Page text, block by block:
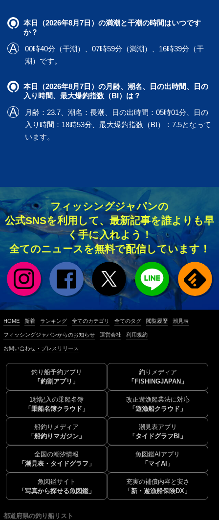
本日（2026年8月7日）の満潮と干潮の時間はいつです
か？
00時40分（干潮）、07時59分（満潮）、16時39分（干
潮）です。
本日（2026年8月7日）の月齢、潮名、日の出時間、日の
入り時間、最大爆釣指数（BI）は？
月齢：23.7、潮名：長潮、日の出時間：05時01分、日の
入り時間：18時53分、最大爆釣指数（BI）：7.5となって
います。
フィッシングジャパンの
公式SNSを利用して、最新記事を誰よりも早
く手に入れよう！
全てのニュースを無料で配信しています！
HOME 新着 ランキング 全てのカテゴリ 全てのタグ 閲覧履歴 潮見表
フィッシングジャパンからのお知らせ 運営会社 利用規約
お問い合わせ・プレスリリース
釣り船予約アプリ
「釣割アプリ」
釣りメディア
「FISHINGJAPAN」
1秒記入の乗船名簿
「乗船名簿クラウド」
改正遊漁船業法に対応
「遊漁船クラウド」
船釣りメディア
「船釣りマガジン」
潮見表アプリ
「タイドグラフBI」
全国の潮汐情報
「潮見表・タイドグラフ」
魚図鑑AIアプリ
「マイAI」
魚図鑑サイト
「写真から探せる魚図鑑」
充実の補償内容と安さ
「新・遊漁船保険DX」
都道府県の釣り船リスト